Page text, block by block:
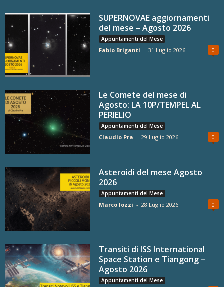
SUPERNOVAE aggiornamenti
del mese – Agosto 2026
Appuntamenti del Mese
Fabio Briganti - 31 Luglio 2026 0
Le Comete del mese di
Agosto: LA 10P/TEMPEL AL
PERIELIO
Appuntamenti del Mese
Claudio Pra - 29 Luglio 2026 0
Asteroidi del mese Agosto
2026
Appuntamenti del Mese
Marco Iozzi - 28 Luglio 2026 0
Transiti di ISS International
Space Station e Tiangong –
Agosto 2026
Appuntamenti del Mese